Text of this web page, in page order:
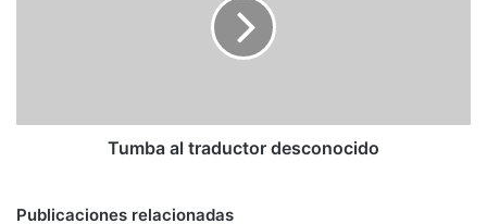
Tumba al traductor desconocido
Publicaciones relacionadas